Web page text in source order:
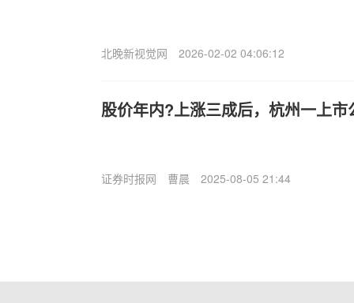
北晚新视觉网 2026-02-02 04:06:12
股价年内?上涨三成后，杭州一上
证券时报网 曹晨 2025-08-05 21:44